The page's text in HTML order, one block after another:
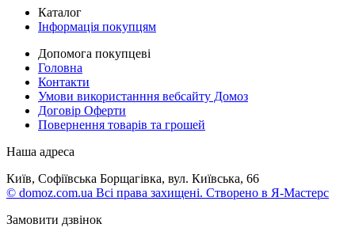
Каталог
Інформація покупцям
Допомога покупцеві
Головна
Контакти
Умови використанння вебсайту Домоз
Договір Оферти
Повернення товарів та грошей
Наша адреса
Київ, Софіївська Борщагівка, вул. Київська, 66
© domoz.com.ua Всі права захищені. Створено в Я-Мастерс
Замовити дзвінок